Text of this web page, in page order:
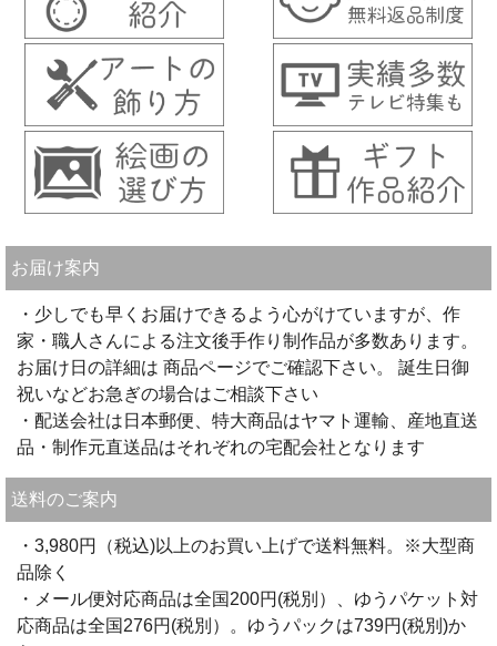
お届け案内
・少しでも早くお届けできるよう心がけていますが、作
家・職人さんによる注文後手作り制作品が多数あります。
お届け日の詳細は 商品ページでご確認下さい。 誕生日御
祝いなどお急ぎの場合はご相談下さい
・配送会社は日本郵便、特大商品はヤマト運輸、産地直送
品・制作元直送品はそれぞれの宅配会社となります
送料のご案内
・3,980円（税込)以上のお買い上げで送料無料。※大型商
品除く
・メール便対応商品は全国200円(税別）、ゆうパケット対
応商品は全国276円(税別）。ゆうパックは739円(税別)か